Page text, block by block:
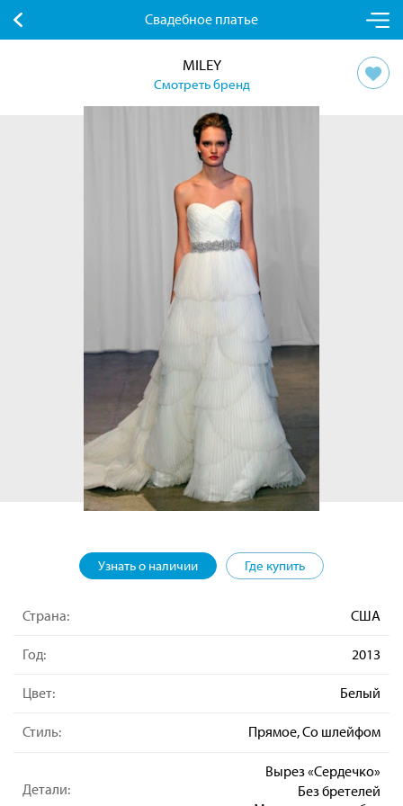
Свадебное платье
MILEY
Смотреть бренд
Узнать о наличии Где купить
Страна: США
Год: 2013
Цвет: Белый
Стиль: Прямое, Со шлейфом
Детали:
Вырез «Сердечко»
Без бретелей